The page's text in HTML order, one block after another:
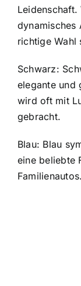
Leidenschaft.
dynamisches
richtige Wahl
Schwarz:
elegante und
wird oft mit
gebracht.
Blau: Blau
eine beliebte
Familienautos.